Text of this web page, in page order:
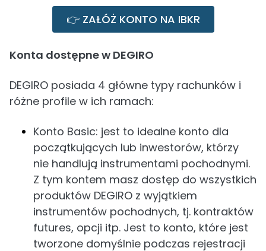
👉 ZAŁÓŻ KONTO NA IBKR
Konta dostępne w DEGIRO
DEGIRO posiada 4 główne typy rachunków i
różne profile w ich ramach:
Konto Basic: jest to idealne konto dla
początkujących lub inwestorów, którzy
nie handlują instrumentami pochodnymi.
Z tym kontem masz dostęp do wszystkich
produktów DEGIRO z wyjątkiem
instrumentów pochodnych, tj. kontraktów
futures, opcji itp. Jest to konto, które jest
tworzone domyślnie podczas rejestracji